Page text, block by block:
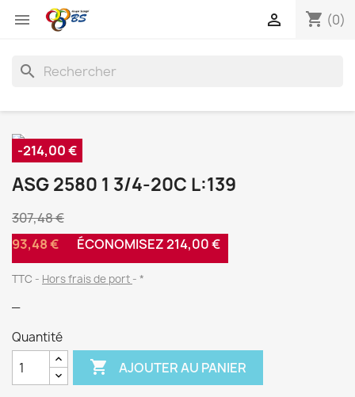
 shopping_cart (0)

search
-214,00 €
ASG 2580 1 3/4-20C L:139
307,48 €
93,48 €
ÉCONOMISEZ 214,00 €
TTC Hors frais de port *
Quantité
 AJOUTER AU PANIER